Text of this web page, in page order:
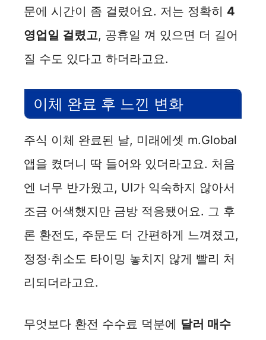
문에 시간이 좀 걸렸어요. 저는 정확히 4
영업일 걸렸고, 공휴일 껴 있으면 더 길어
질 수도 있다고 하더라고요.
이체 완료 후 느낀 변화
주식 이체 완료된 날, 미래에셋 m.Global
앱을 켰더니 딱 들어와 있더라고요. 처음
엔 너무 반가웠고, UI가 익숙하지 않아서
조금 어색했지만 금방 적응됐어요. 그 후
론 환전도, 주문도 더 간편하게 느껴졌고,
정정·취소도 타이밍 놓치지 않게 빨리 처
리되더라고요.
무엇보다 환전 수수료 덕분에 달러 매수